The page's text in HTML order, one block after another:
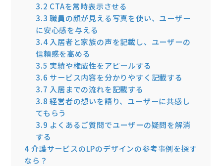
3.2 CTAを常時表示させる
3.3 職員の顔が見える写真を使い、ユーザー
に安心感を与える
3.4入居者と家族の声を記載し、ユーザーの
信頼感を高める
3.5 実績や権威性をアピールする
3.6 サービス内容を分かりやすく記載する
3.7 入居までの流れを記載する
3.8 経営者の想いを語り、ユーザーに共感し
てもらう
3.9 よくあるご質問でユーザーの疑問を解消
する
4介護サービスのLPのデザインの参考事例を探す
なら？